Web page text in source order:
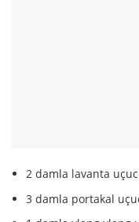
2 damla lavanta
3 damla portakal